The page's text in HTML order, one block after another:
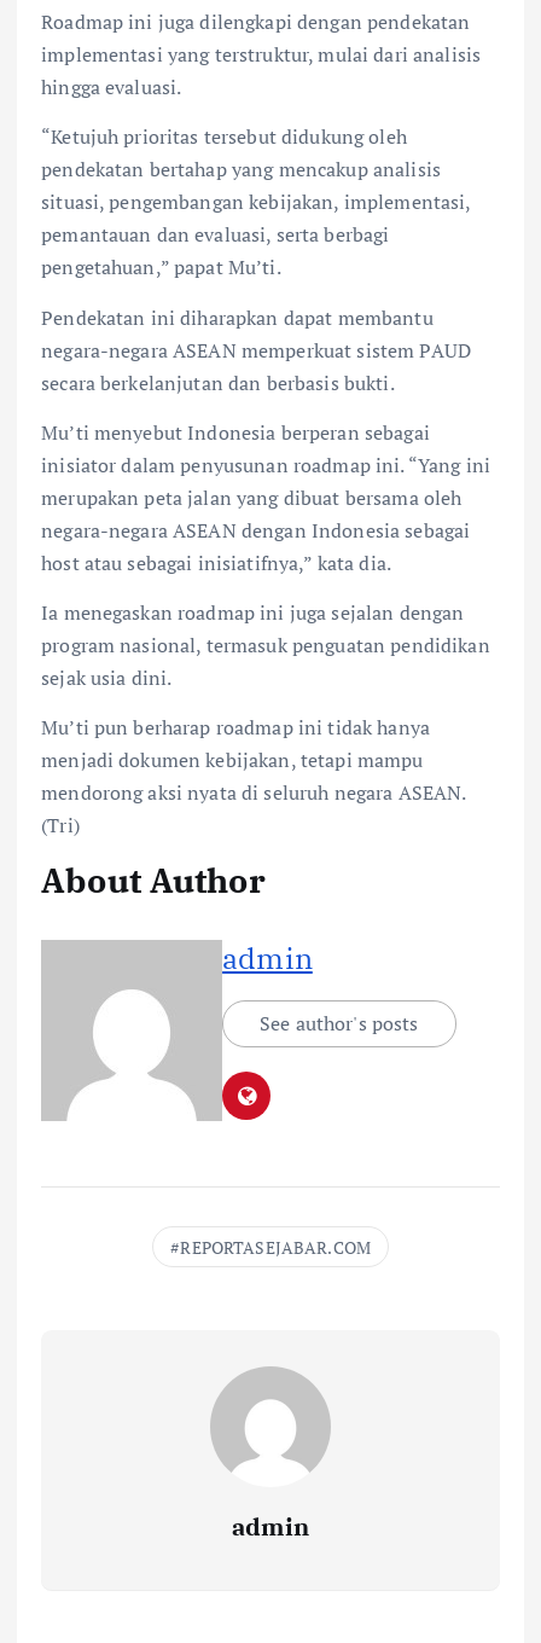
Roadmap ini juga dilengkapi dengan pendekatan
implementasi yang terstruktur, mulai dari analisis
hingga evaluasi.
“Ketujuh prioritas tersebut didukung oleh
pendekatan bertahap yang mencakup analisis
situasi, pengembangan kebijakan, implementasi,
pemantauan dan evaluasi, serta berbagi
pengetahuan,” papat Mu’ti.
Pendekatan ini diharapkan dapat membantu
negara-negara ASEAN memperkuat sistem PAUD
secara berkelanjutan dan berbasis bukti.
Mu’ti menyebut Indonesia berperan sebagai
inisiator dalam penyusunan roadmap ini. “Yang ini
merupakan peta jalan yang dibuat bersama oleh
negara-negara ASEAN dengan Indonesia sebagai
host atau sebagai inisiatifnya,” kata dia.
Ia menegaskan roadmap ini juga sejalan dengan
program nasional, termasuk penguatan pendidikan
sejak usia dini.
Mu’ti pun berharap roadmap ini tidak hanya
menjadi dokumen kebijakan, tetapi mampu
mendorong aksi nyata di seluruh negara ASEAN.
(Tri)
About Author
admin
See author's posts
REPORTASEJABAR.COM
admin